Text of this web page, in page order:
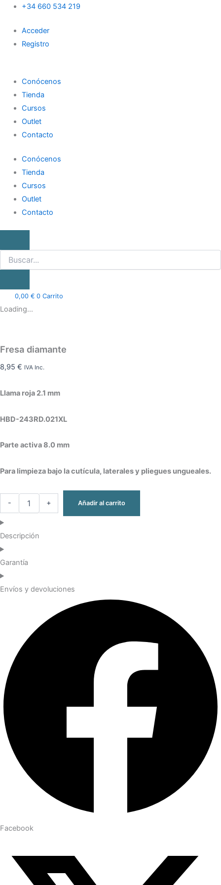
contenido
+34 660 534 219
Acceder
Registro
Conócenos
Tienda
Cursos
Outlet
Contacto
Conócenos
Tienda
Cursos
Outlet
Contacto
Search
0,00 € 0 Carrito
Loading...
Fresa diamante
8,95 € IVA Inc.
Llama roja 2.1 mm
HBD-243RD.021XL
Parte activa 8.0 mm
Para limpieza bajo la cutícula, laterales y pliegues ungueales.
-
Fresa
+ Añadir al carrito
Descripción
Garantía
Envíos y devoluciones
Facebook